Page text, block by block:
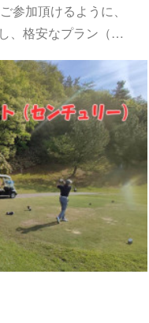
参加頂けるように、
、格安なプラン（…